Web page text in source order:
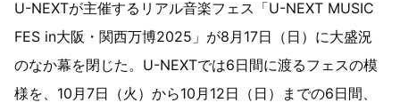
U-NEXTが主催するリアル音楽フェス「U-NEXT MUSIC
FES in大阪・関西万博2025」が8月17日（日）に大盛況
のなか幕を閉じた。U-NEXTでは6日間に渡るフェスの模
様を、10月7日（火）から10月12日（日）までの6日間、